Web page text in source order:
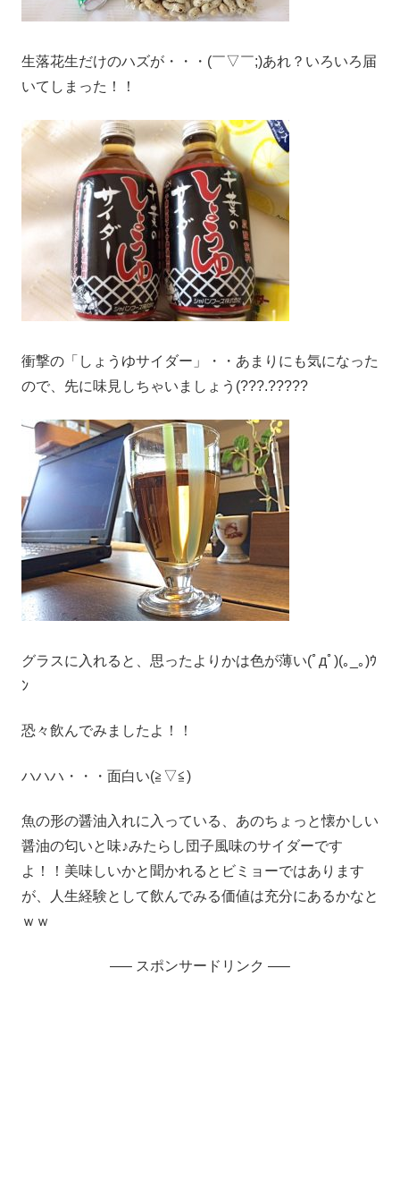
生落花生だけのハズが・・・(￣▽￣;)あれ？いろいろ届
いてしまった！！
衝撃の「しょうゆサイダー」・・あまりにも気になった
ので、先に味見しちゃいましょう(???.?????
グラスに入れると、思ったよりかは色が薄い(ﾟдﾟ)(｡_｡)ｳ
ﾝ
恐々飲んでみましたよ！！
ハハハ・・・面白い(≧▽≦)
魚の形の醤油入れに入っている、あのちょっと懐かしい
醤油の匂いと味♪みたらし団子風味のサイダーです
よ！！美味しいかと聞かれるとビミョーではあります
が、人生経験として飲んでみる価値は充分にあるかなと
ｗｗ
—– スポンサードリンク —–